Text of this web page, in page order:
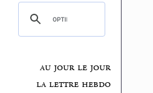
au jour le jour
la lettre hebdo